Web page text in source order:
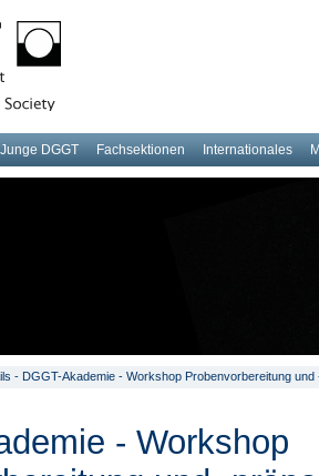
Junge DGGT Fachsektionen Internationales
- DGGT-Akademie - Workshop Probenvorbereitung
- Workshop